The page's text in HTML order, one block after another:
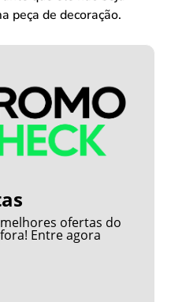
peça de decoração.
ofertas do
Entre agora